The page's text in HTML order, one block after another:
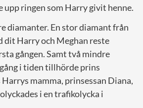
upp ringen som Harry givit henne.
diamanter. En stor diamant från
dit Harry och Meghan reste
gången. Samt två mindre
i tiden tillhörde prins
mamma, prinsessan Diana,
i en trafikolycka i